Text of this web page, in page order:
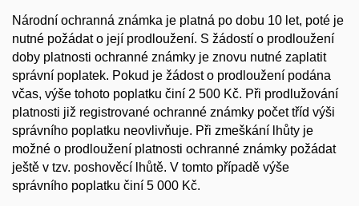
Národní ochranná známka je platná po dobu 10 let, poté je
nutné požádat o její prodloužení. S žádostí o prodloužení
doby platnosti ochranné známky je znovu nutné zaplatit
správní poplatek. Pokud je žádost o prodloužení podána
včas, výše tohoto poplatku činí 2 500 Kč. Při prodlužování
platnosti již registrované ochranné známky počet tříd výši
správního poplatku neovlivňuje. Při zmeškání lhůty je
možné o prodloužení platnosti ochranné známky požádat
ještě v tzv. poshověcí lhůtě. V tomto případě výše
správního poplatku činí 5 000 Kč.